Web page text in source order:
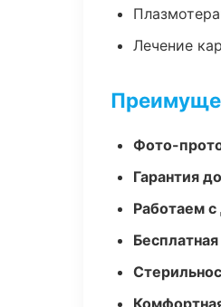
Лечение
Фото-
Гарантия
Работаем